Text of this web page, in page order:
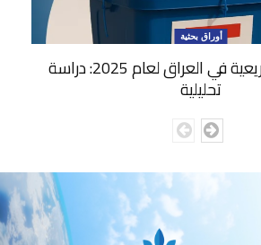
أوراق بحثية
الانتخابات التشريعية في العراق لعام 2025: دراسة
تحليلية